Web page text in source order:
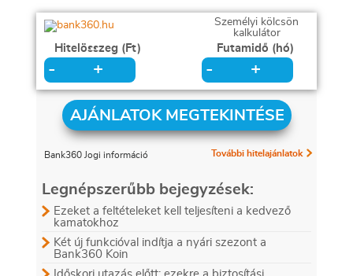
Személyi kölcsön
kalkulátor
Hitelösszeg (Ft)
- +
Futamidő (hó)
- +
AJÁNLATOK MEGTEKINTÉSE
Bank360 Jogi információ További hitelajánlatok
Legnépszerűbb bejegyzések:
Ezeket a feltételeket kell teljesíteni a kedvező
kamatokhoz
Két új funkcióval indítja a nyári szezont a
Bank360 Koin